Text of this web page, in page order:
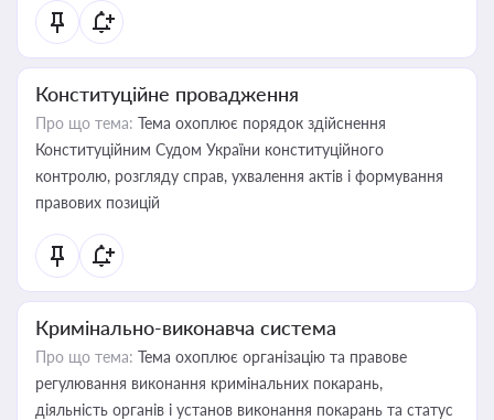
Конституційне провадження
Про що тема: Тема охоплює порядок здійснення
Конституційним Судом України конституційного
контролю, розгляду справ, ухвалення актів і формування
правових позицій
Кримінально-виконавча система
Про що тема: Тема охоплює організацію та правове
регулювання виконання кримінальних покарань,
діяльність органів і установ виконання покарань та статус